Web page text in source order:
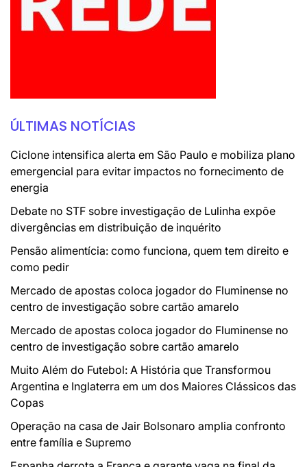
ÚLTIMAS NOTÍCIAS
Ciclone intensifica alerta em São Paulo e mobiliza plano
emergencial para evitar impactos no fornecimento de
energia
Debate no STF sobre investigação de Lulinha expõe
divergências em distribuição de inquérito
Pensão alimentícia: como funciona, quem tem direito e
como pedir
Mercado de apostas coloca jogador do Fluminense no
centro de investigação sobre cartão amarelo
Mercado de apostas coloca jogador do Fluminense no
centro de investigação sobre cartão amarelo
Muito Além do Futebol: A História que Transformou
Argentina e Inglaterra em um dos Maiores Clássicos das
Copas
Operação na casa de Jair Bolsonaro amplia confronto
entre família e Supremo